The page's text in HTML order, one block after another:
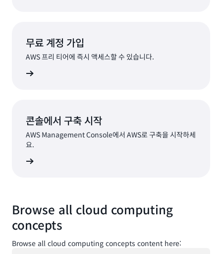
무료 계정 가입
AWS 프리 티어에 즉시 액세스할 수 있습니다.
콘솔에서 구축 시작
AWS Management Console에서 AWS로 구축을 시작하세
요.
Browse all cloud computing
concepts
Browse all cloud computing concepts content here: